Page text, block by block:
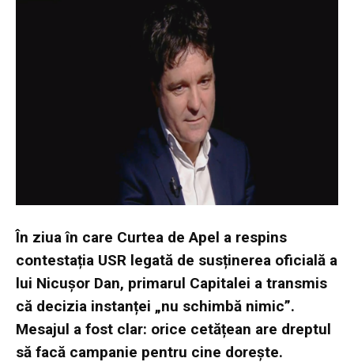
În ziua în care Curtea de Apel a respins
contestația USR legată de susținerea oficială a
lui Nicușor Dan, primarul Capitalei a transmis
că decizia instanței „nu schimbă nimic”.
Mesajul a fost clar: orice cetățean are dreptul
să facă campanie pentru cine dorește.